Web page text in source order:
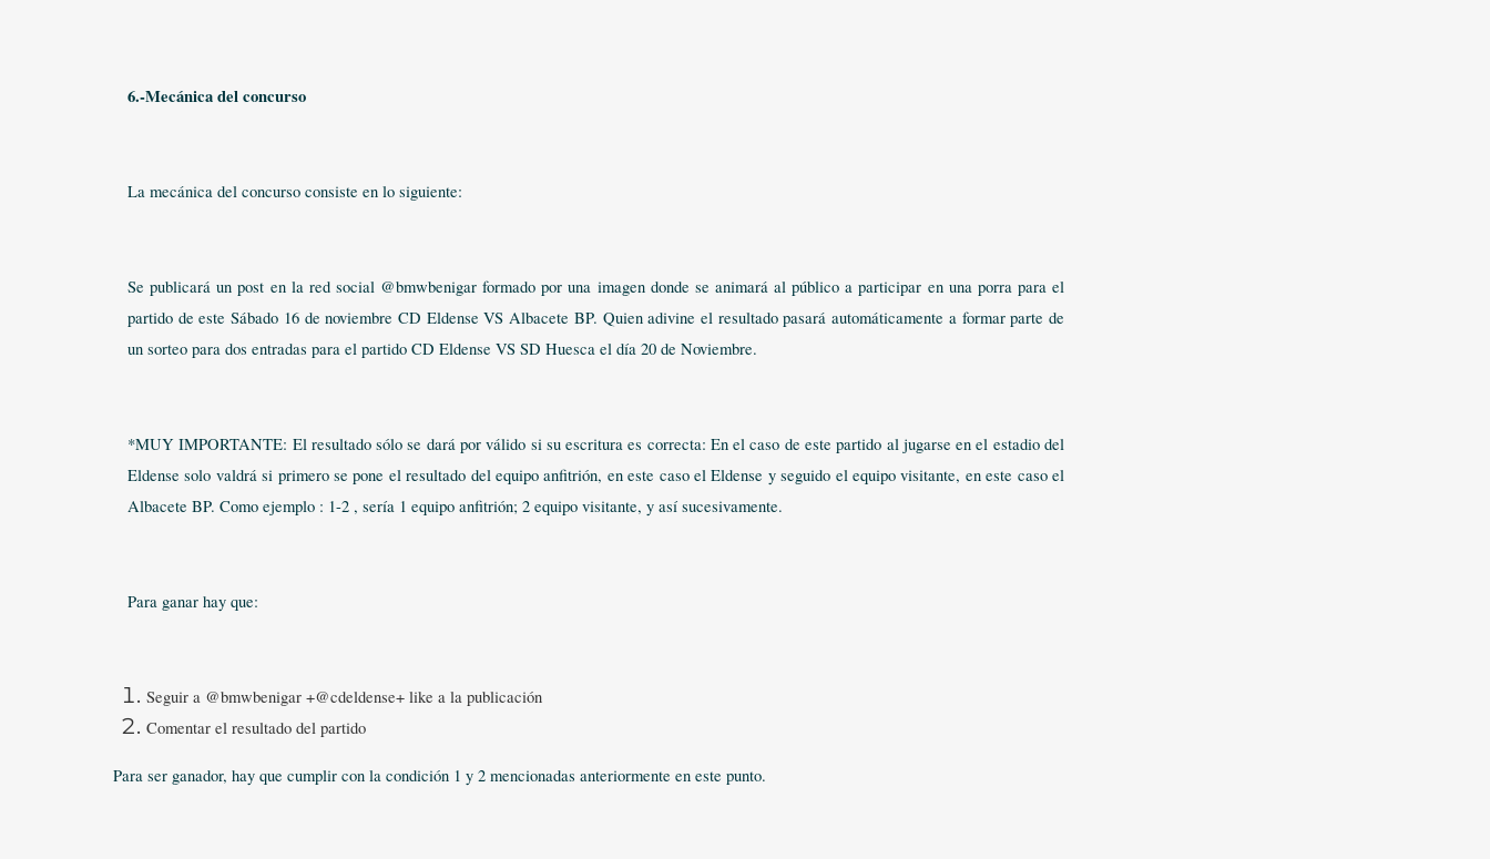
6.-Mecánica del concurso
La mecánica del concurso consiste en lo siguiente:
Se publicará un post en la red social @bmwbenigar formado por una imagen donde se animará al público a participar en una porra para el
partido de este Sábado 16 de noviembre CD Eldense VS Albacete BP. Quien adivine el resultado pasará automáticamente a formar parte de
un sorteo para dos entradas para el partido CD Eldense VS SD Huesca el día 20 de Noviembre.
*MUY IMPORTANTE: El resultado sólo se dará por válido si su escritura es correcta: En el caso de este partido al jugarse en el estadio del
Eldense solo valdrá si primero se pone el resultado del equipo anfitrión, en este caso el Eldense y seguido el equipo visitante, en este caso el
Albacete BP. Como ejemplo : 1-2 , sería 1 equipo anfitrión; 2 equipo visitante, y así sucesivamente.
Para ganar hay que:
Seguir a @bmwbenigar +@cdeldense+ like a la publicación
Comentar el resultado del partido
Para ser ganador, hay que cumplir con la condición 1 y 2 mencionadas anteriormente en este punto.